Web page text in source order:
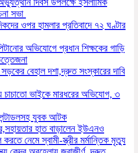
সভা
ওপর হামলার প্রতিবাদে ৭২ ঘণ্টার
পিটানোর অভিযোগে প্রধান শিক্ষকের গাড়ি
সড়কের বেহাল দশা,দ্রুত সংস্কারের দাবি
চাচাতো ভাইকে মারধরের অভিযোগ, ৩
যুবক আটক
হাত বাড়ালেন ইউএনও
নেমে স্বামী-স্ত্রীর মর্মান্তিক মৃত্যু